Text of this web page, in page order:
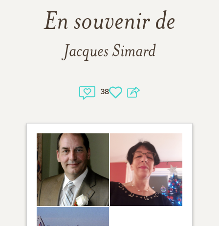
En souvenir de
Jacques Simard
38